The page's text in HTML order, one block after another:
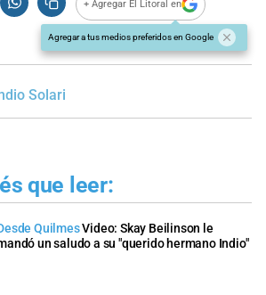
+ Agregar El Litoral en
Agregar a tus medios preferidos en Google
Solari
que leer:
QuilmesVideo: Skay Beilinson le
un saludo a su "querido hermano Indio"